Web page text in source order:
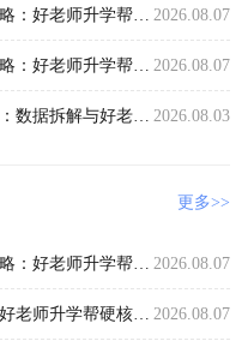
2026.08.07
2026.08.07
2026.08.03
更多>>
2026.08.07
2026.08.07